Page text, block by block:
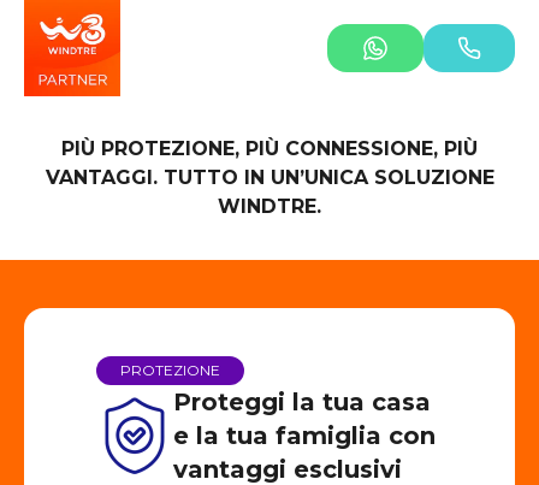
PIÙ PROTEZIONE, PIÙ CONNESSIONE, PIÙ
VANTAGGI. TUTTO IN UN’UNICA SOLUZIONE
WINDTRE.
PROTEZIONE
Proteggi la tua casa
e la tua famiglia con
vantaggi esclusivi